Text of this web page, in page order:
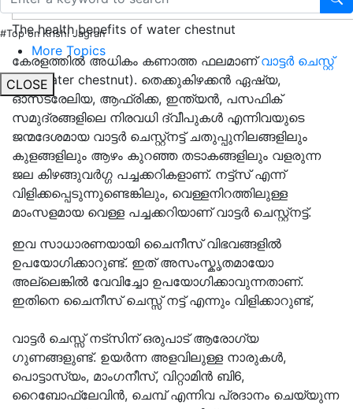
#Top on Krishi Jagran
More Topics
CLOSE
The health benefits of water chestnut
കേരളത്തിൽ അധികം കണാത്ത ഫലമാണ്വാട്ടർ ചെസ്റ്റ്
നട്ട്(Water chestnut). തെക്കുകിഴക്കൻ ഏഷ്യ,
ഓസ്‌ട്രേലിയ, ആഫ്രിക്ക, ഇന്ത്യൻ, പസഫിക്
സമുദ്രങ്ങളിലെ നിരവധി ദ്വീപുകൾ എന്നിവയുടെ
ജന്മദേശമായ വാട്ടർ ചെസ്റ്റ്‌നട്ട് ചതുപ്പുനിലങ്ങളിലും
കുളങ്ങളിലും ആഴം കുറഞ്ഞ തടാകങ്ങളിലും വളരുന്ന
ജല കിഴങ്ങുവർഗ്ഗ പച്ചക്കറികളാണ്. നട്ട്‌സ് എന്ന്
വിളിക്കപ്പെടുന്നുണ്ടെങ്കിലും, വെള്ളനിറത്തിലുള്ള
മാംസളമായ വെള്ള പച്ചക്കറിയാണ് വാട്ടർ ചെസ്റ്റ്‌നട്ട്.
ഇവ സാധാരണയായി ചൈനീസ് വിഭവങ്ങളിൽ
ഉപയോഗിക്കാറുണ്ട്. ഇത് അസംസ്കൃതമായോ
അല്ലെങ്കിൽ വേവിച്ചോ ഉപയോഗിക്കാവുന്നതാണ്.
ഇതിനെ ചൈനീസ് ചെസ്സ് നട്ട് എന്നും വിളിക്കാറുണ്ട്,
വാട്ടർ ചെസ്സ് നട്സിന് ഒരുപാട് ആരോഗ്യ
ഗുണങ്ങളുണ്ട്. ഉയർന്ന അളവിലുള്ള നാരുകൾ,
പൊട്ടാസ്യം, മാംഗനീസ്, വിറ്റാമിൻ ബി6,
റൈബോഫ്ലേവിൻ, ചെമ്പ് എന്നിവ പ്രദാനം ചെയ്യുന്ന